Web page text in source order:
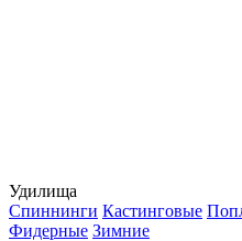
Удилища
Спиннинги Кастинговые
Фидерные Зимние